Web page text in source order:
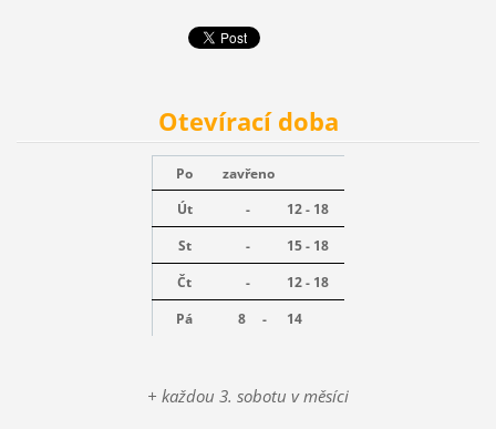
Otevírací doba
Po
zavřeno
Út
-
12 - 18
St
-
15 - 18
Čt
-
12 - 18
Pá
8 - 14
+ každou 3. sobotu v měsíci